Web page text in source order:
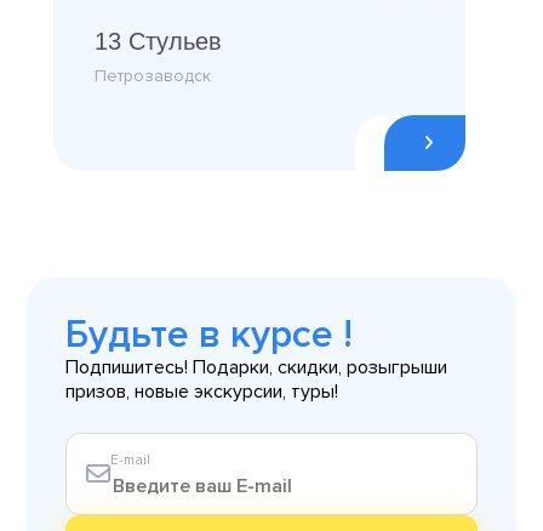
13 Стульев
Петрозаводск
Будьте в курсе !
Подпишитесь! Подарки, скидки, розыгрыши
призов, новые экскурсии, туры!
E-mail